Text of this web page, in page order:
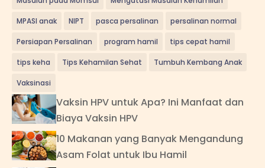
MPASI anak NIPT pasca persalinan persalinan normal
Persiapan Persalinan program hamil tips cepat hamil
tips keha Tips Kehamilan Sehat Tumbuh Kembang Anak
Vaksinasi
Vaksin HPV untuk Apa? Ini Manfaat dan
Biaya Vaksin HPV
10 Makanan yang Banyak Mengandung
Asam Folat untuk Ibu Hamil